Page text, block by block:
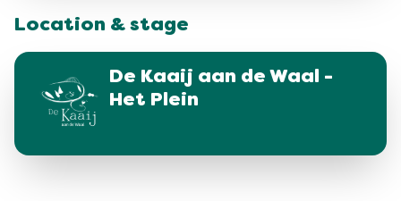
Location & stage
De Kaaij aan de Waal -
Het Plein